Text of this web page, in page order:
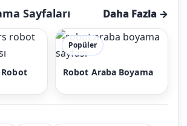
Sayfaları Daha Fazla →
Popüler
Robot Araba Boyama